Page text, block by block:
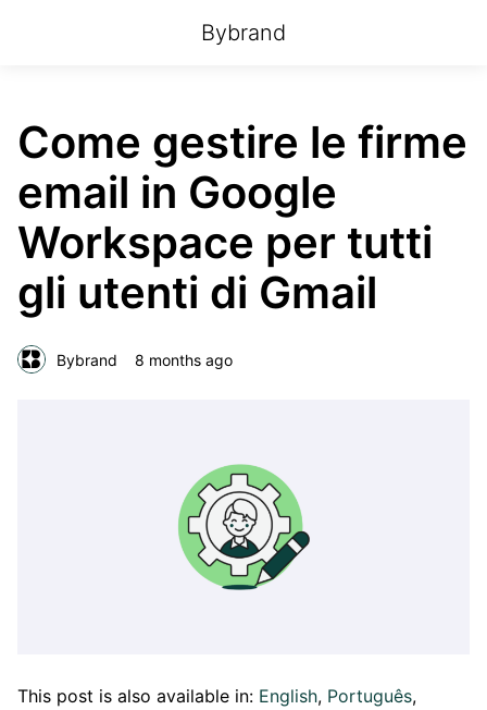
Bybrand
Come gestire le firme
email in Google
Workspace per tutti
gli utenti di Gmail
Bybrand 8 months ago
This post is also available in: English Português